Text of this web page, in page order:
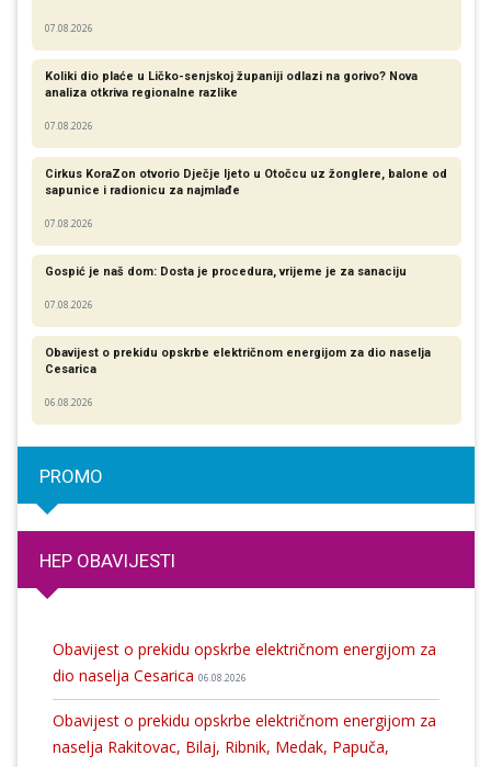
07.08.2026
Koliki dio plaće u Ličko-senjskoj županiji odlazi na gorivo? Nova
analiza otkriva regionalne razlike​
07.08.2026
Cirkus KoraZon otvorio Dječje ljeto u Otočcu uz žonglere, balone od
sapunice i radionicu za najmlađe
07.08.2026
Gospić je naš dom: Dosta je procedura, vrijeme je za sanaciju
07.08.2026
Obavijest o prekidu opskrbe električnom energijom za dio naselja
Cesarica
06.08.2026
PROMO
HEP OBAVIJESTI
Obavijest o prekidu opskrbe električnom energijom za
dio naselja Cesarica 06.08.2026
Obavijest o prekidu opskrbe električnom energijom za
naselja Rakitovac, Bilaj, Ribnik, Medak, Papuča,